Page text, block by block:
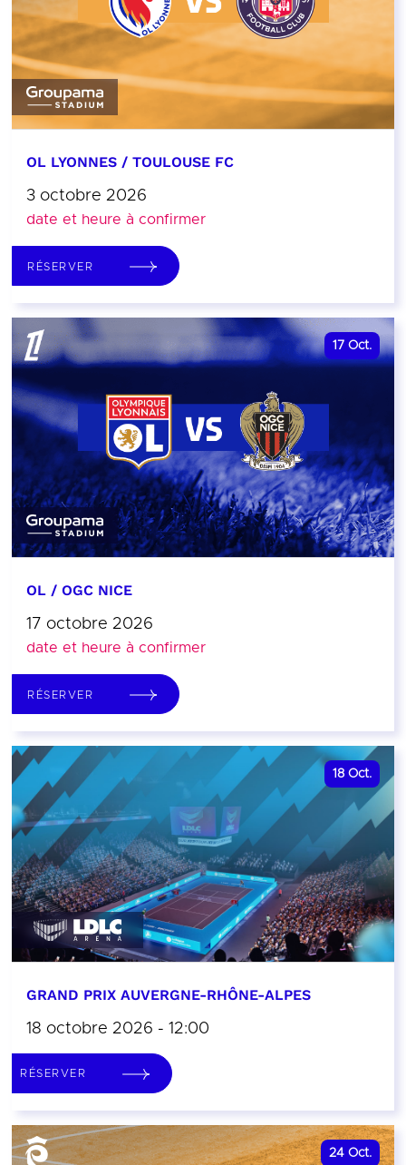
OL LYONNES / TOULOUSE FC
3 octobre 2026
date et heure à confirmer
RÉSERVER
17 Oct.
OL / OGC NICE
17 octobre 2026
date et heure à confirmer
RÉSERVER
18 Oct.
GRAND PRIX AUVERGNE-RHÔNE-ALPES
18 octobre 2026 - 12:00
RÉSERVER
24 Oct.